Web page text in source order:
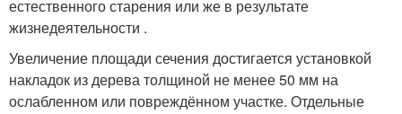
естественного старения или же в результате
жизнедеятельности .
Увеличение площади сечения достигается установкой
накладок из дерева толщиной не менее 50 мм на
ослабленном или повреждённом участке. Отдельные